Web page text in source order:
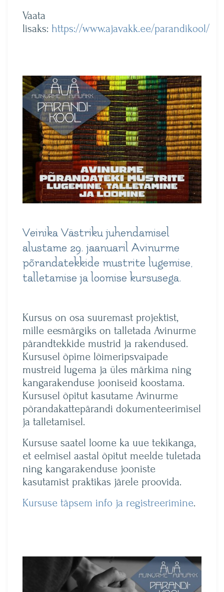
Vaata
lisaks: https://www.ajavakk.ee/parandikool/
Veinika Västriku juhendamisel
alustame 29. jaanuaril Avinurme
põrandatekkide mustrite lugemise,
talletamise ja loomise kursusega.
Kursus on osa suuremast projektist,
mille eesmärgiks on talletada Avinurme
pärandtekkide mustrid ja rakendused.
Kursusel õpime lõimeripsvaipade
mustreid lugema ja üles märkima ning
kangarakenduse jooniseid koostama.
Kursusel õpitut kasutame Avinurme
põrandakattepärandi dokumenteerimisel
ja talletamisel.
Kursuse saatel loome ka uue tekikanga,
et eelmisel aastal õpitut meelde tuletada
ning kangarakenduse jooniste
kasutamist praktikas järele proovida.
Kursuse täpsem info ja registreerimine.